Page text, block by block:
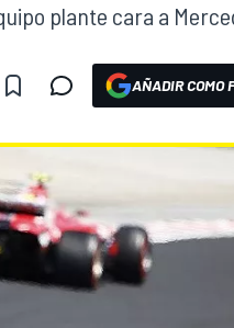
plante cara a
AÑADIR COMO